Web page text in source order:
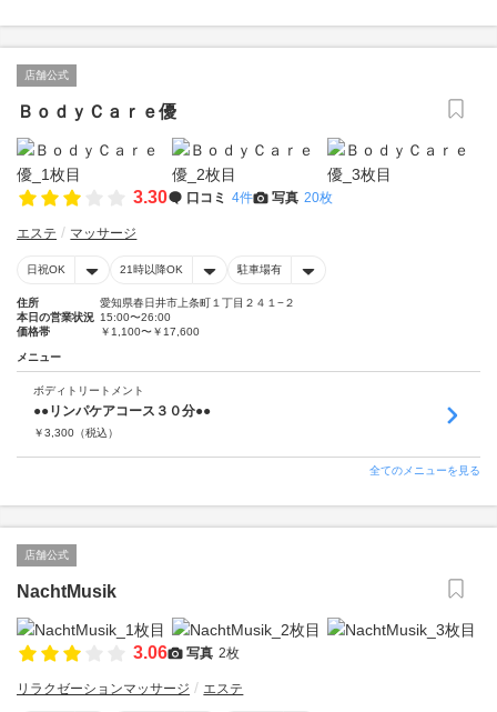
店舗公式
ＢｏｄｙＣａｒｅ優
3.30 口コミ 4件 写真 20枚
エステ マッサージ
日祝OK 21時以降OK 駐車場有
住所
愛知県春日井市上条町１丁目２４１−２
本日の営業状況 15:00〜26:00
価格帯
￥1,100〜￥17,600
メニュー
ボディトリートメント
●●リンパケアコース３０分●●
￥3,300 （税込）
全てのメニューを見る
店舗公式
NachtMusik
3.06 写真 2枚
リラクゼーションマッサージ エステ